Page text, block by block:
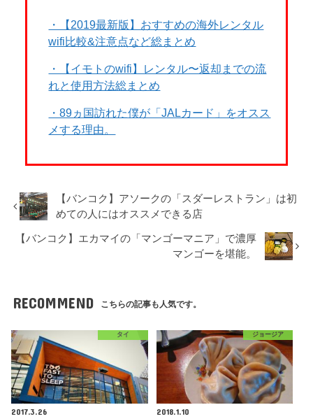
・【2019最新版】おすすめの海外レンタル
wifi比較&注意点など総まとめ
・【イモトのwifi】レンタル〜返却までの流
れと使用方法総まとめ
・89ヵ国訪れた僕が「JALカード」をオスス
メする理由。
【バンコク】アソークの「スダーレストラン」は初
めての人にはオススメできる店
【バンコク】エカマイの「マンゴーマニア」で濃厚
マンゴーを堪能。
RECOMMEND こちらの記事も人気です。
タイ
2017.3.26
ジョージア
2018.1.10